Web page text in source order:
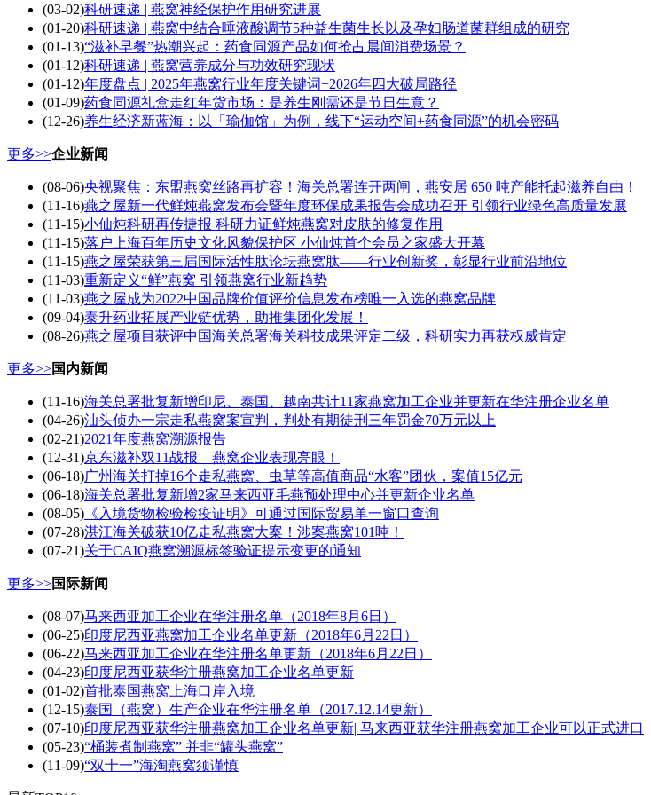
(03-02)科研速递 | 燕窝神经保护作用研究进展
(01-20)科研速递 | 燕窝中结合唾液酸调节5种益生菌生长以及孕妇肠道菌群组成的研究
(01-13)“滋补早餐”热潮兴起：药食同源产品如何抢占晨间消费场景？
(01-12)科研速递 | 燕窝营养成分与功效研究现状
(01-12)年度盘点 | 2025年燕窝行业年度关键词+2026年四大破局路径
(01-09)药食同源礼盒走红年货市场：是养生刚需还是节日生意？
(12-26)养生经济新蓝海：以「瑜伽馆」为例，线下“运动空间+药食同源”的机会密码
更多>>企业新闻
(08-06)央视聚焦：东盟燕窝丝路再扩容！海关总署连开两闸，燕安居 650 吨产能托起滋养自由！
(11-16)燕之屋新一代鲜炖燕窝发布会暨年度环保成果报告会成功召开 引领行业绿色高质量发展
(11-15)小仙炖科研再传捷报 科研力证鲜炖燕窝对皮肤的修复作用
(11-15)落户上海百年历史文化风貌保护区 小仙炖首个会员之家盛大开幕
(11-15)燕之屋荣获第三届国际活性肽论坛燕窝肽——行业创新奖，彰显行业前沿地位
(11-03)重新定义“鲜”燕窝 引领燕窝行业新趋势
(11-03)燕之屋成为2022中国品牌价值评价信息发布榜唯一入选的燕窝品牌
(09-04)泰升药业拓展产业链优势，助推集团化发展！
(08-26)燕之屋项目获评中国海关总署海关科技成果评定二级，科研实力再获权威肯定
更多>>国内新闻
(11-16)海关总署批复新增印尼、泰国、越南共计11家燕窝加工企业并更新在华注册企业名单
(04-26)汕头侦办一宗走私燕窝案宣判，判处有期徒刑三年罚金70万元以上
(02-21)2021年度燕窝溯源报告
(12-31)京东滋补双11战报 燕窝企业表现亮眼！
(06-18)广州海关打掉16个走私燕窝、虫草等高值商品“水客”团伙，案值15亿元
(06-18)海关总署批复新增2家马来西亚毛燕预处理中心并更新企业名单
(08-05) 《入境货物检验检疫证明》可通过国际贸易单一窗口查询
(07-28)湛江海关破获10亿走私燕窝大案！涉案燕窝101吨！
(07-21)关于CAIQ燕窝溯源标签验证提示变更的通知
更多>>国际新闻
(08-07)马来西亚加工企业在华注册名单（2018年8月6日）
(06-25)印度尼西亚燕窝加工企业名单更新（2018年6月22日）
(06-22)马来西亚加工企业在华注册名单更新（2018年6月22日）
(04-23)印度尼西亚获华注册燕窝加工企业名单更新
(01-02)首批泰国燕窝上海口岸入境
(12-15)泰国（燕窝）生产企业在华注册名单（2017.12.14更新）
(07-10)印度尼西亚获华注册燕窝加工企业名单更新| 马来西亚获华注册燕窝加工企业可以正式进口
(05-23)“桶装煮制燕窝” 并非“罐头燕窝”
(11-09)“双十一”海淘燕窝须谨慎